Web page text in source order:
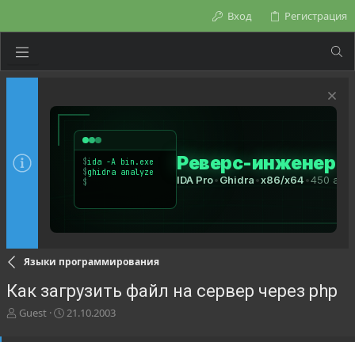
Вход Регистрация
Языки программирования
Как загрузить файл на сервер через php
А
Guest
Д
21.10.2003